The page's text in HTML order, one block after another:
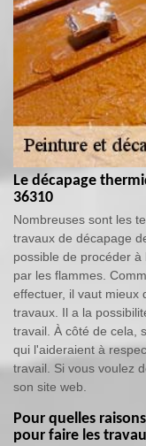
Le décapage
36310
Nombreuses sont les
travaux de décapage
possible de procéder
par les flammes.
effectuer, il vaut mieux
travaux. Il a la
travail. À côté de cela,
qui l'aideraient à
travail. Si vous voulez
son site web.
Pour quelles
pour faire les